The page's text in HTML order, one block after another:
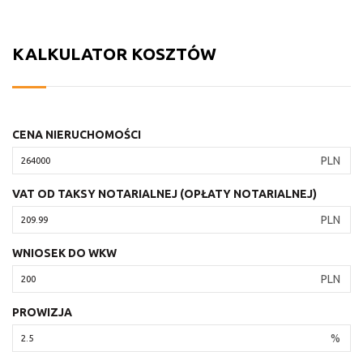
KALKULATOR KOSZTÓW
CENA NIERUCHOMOŚCI
PLN
VAT OD TAKSY NOTARIALNEJ (OPŁATY NOTARIALNEJ)
PLN
WNIOSEK DO WKW
PLN
PROWIZJA
%